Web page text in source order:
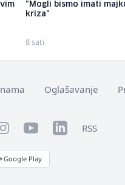
"Mogli bismo imati
kriza"
8 sati
Oglašavanje
YouTubeLinkedInRSS
Google Play